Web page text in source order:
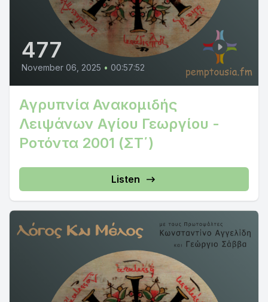
477
November 06, 2025 • 00:57:52
Αγρυπνία Ανακομιδής
Λειψάνων Αγίου Γεωργίου -
Ροτόντα 2001 (ΣΤ΄)
Listen